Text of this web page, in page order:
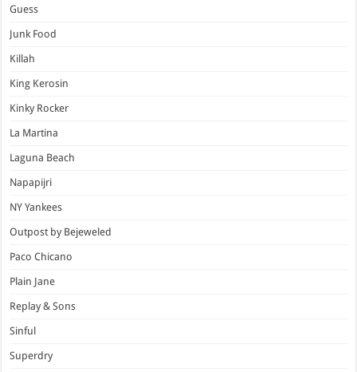
Guess
Junk Food
Killah
King Kerosin
Kinky Rocker
La Martina
Laguna Beach
Napapijri
NY Yankees
Outpost by Bejeweled
Paco Chicano
Plain Jane
Replay & Sons
Sinful
Superdry